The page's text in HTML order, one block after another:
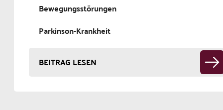
Bewegungsstörungen
Parkinson-Krankheit
BEITRAG LESEN